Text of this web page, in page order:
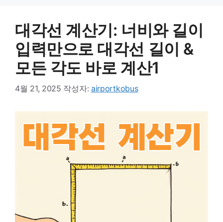
대각선 계산기: 너비와 길이
입력만으로 대각선 길이 &
모든 각도 바로 계산1
4월 21, 2025 작성자: airportkobus